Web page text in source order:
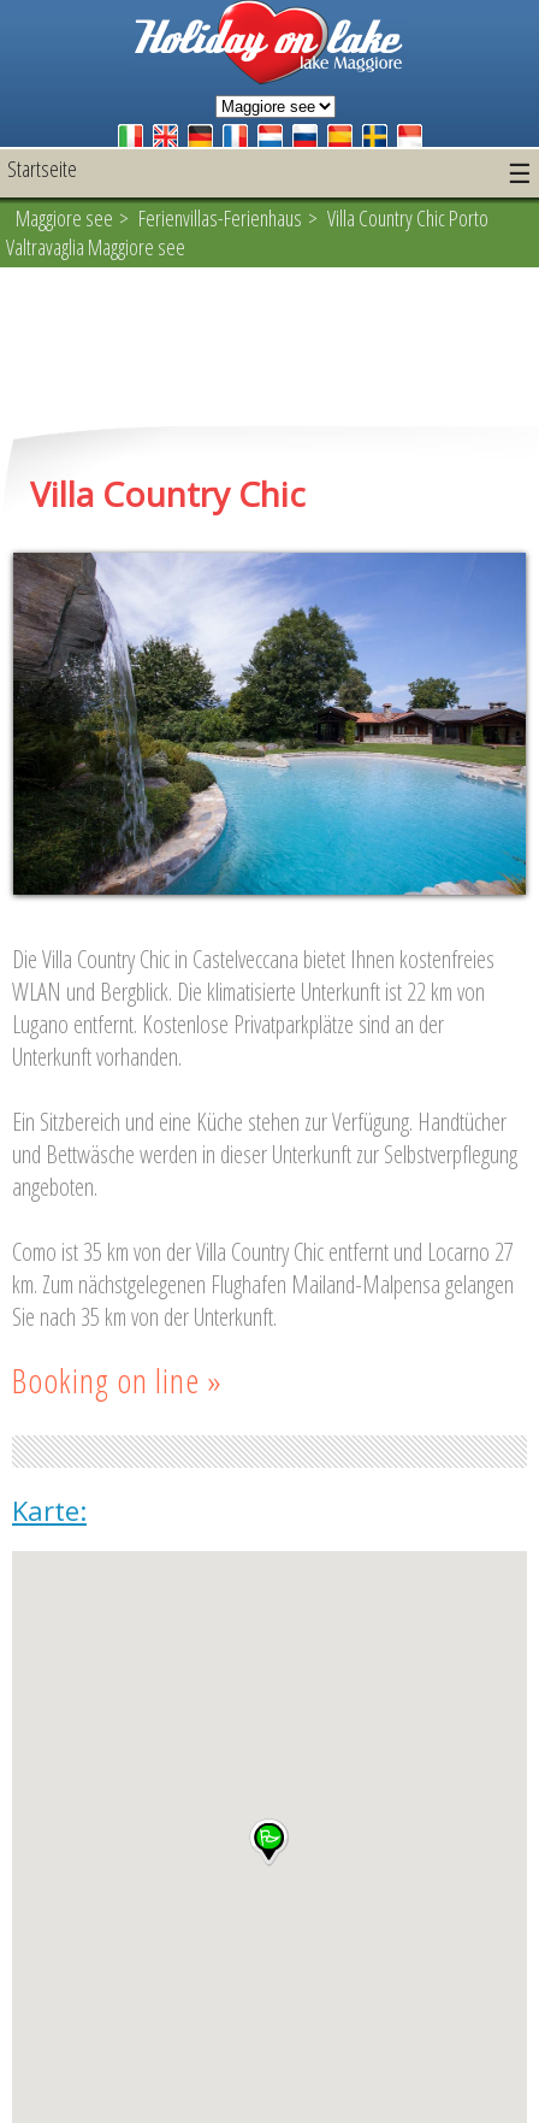
Startseite ☰
Maggiore see > Ferienvillas-Ferienhaus > Villa Country Chic Porto
Valtravaglia Maggiore see
Villa Country Chic
Die Villa Country Chic in Castelveccana bietet Ihnen kostenfreies
WLAN und Bergblick. Die klimatisierte Unterkunft ist 22 km von
Lugano entfernt. Kostenlose Privatparkplätze sind an der
Unterkunft vorhanden.
Ein Sitzbereich und eine Küche stehen zur Verfügung. Handtücher
und Bettwäsche werden in dieser Unterkunft zur Selbstverpflegung
angeboten.
Como ist 35 km von der Villa Country Chic entfernt und Locarno 27
km. Zum nächstgelegenen Flughafen Mailand-Malpensa gelangen
Sie nach 35 km von der Unterkunft.
Booking on line »
Karte: